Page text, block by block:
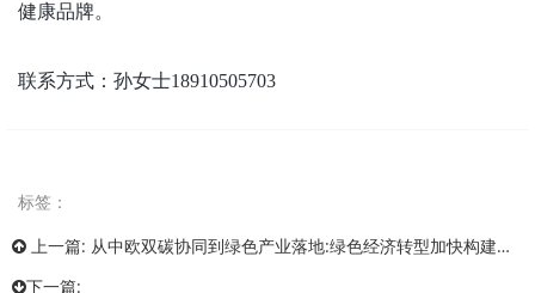
健康品牌。
联系方式：孙女士18910505703
标签：
上一篇: 从中欧双碳协同到绿色产业落地:绿色经济转型加快构建绿色发展协同新路径
下一篇: